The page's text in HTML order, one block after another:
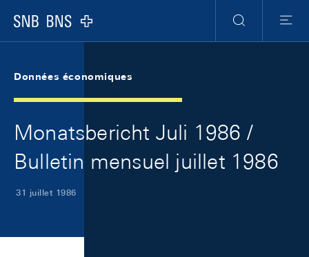
Logo
RechercheMenu
Données économiques
Monatsbericht Juli 1986 /
Bulletin mensuel juillet 1986
31 juillet 1986